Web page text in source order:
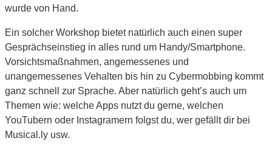
wurde von Hand.
Ein solcher Workshop bietet natürlich auch einen super
Gesprächseinstieg in alles rund um Handy/Smartphone.
Vorsichtsmaßnahmen, angemessenes und
unangemessenes Vehalten bis hin zu Cybermobbing kommt
ganz schnell zur Sprache. Aber natürlich geht’s auch um
Themen wie: welche Apps nutzt du gerne, welchen
YouTubern oder Instagramern folgst du, wer gefällt dir bei
Musical.ly usw.